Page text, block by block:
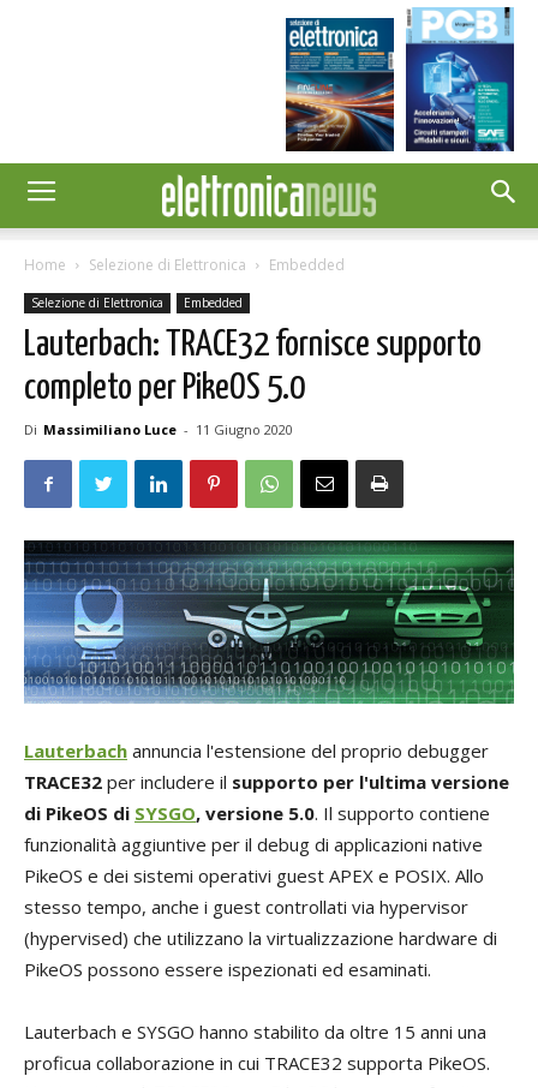
Home Selezione di Elettronica Embedded
Selezione di Elettronica Embedded
Lauterbach: TRACE32 fornisce supporto
completo per PikeOS 5.0
Di Massimiliano Luce - 11 Giugno 2020
Lauterbach annuncia l'estensione del proprio debugger
TRACE32 per includere il supporto per l'ultima versione
di PikeOS di SYSGO, versione 5.0. Il supporto contiene
funzionalità aggiuntive per il debug di applicazioni native
PikeOS e dei sistemi operativi guest APEX e POSIX. Allo
stesso tempo, anche i guest controllati via hypervisor
(hypervised) che utilizzano la virtualizzazione hardware di
PikeOS possono essere ispezionati ed esaminati.
Lauterbach e SYSGO hanno stabilito da oltre 15 anni una
proficua collaborazione in cui TRACE32 supporta PikeOS.